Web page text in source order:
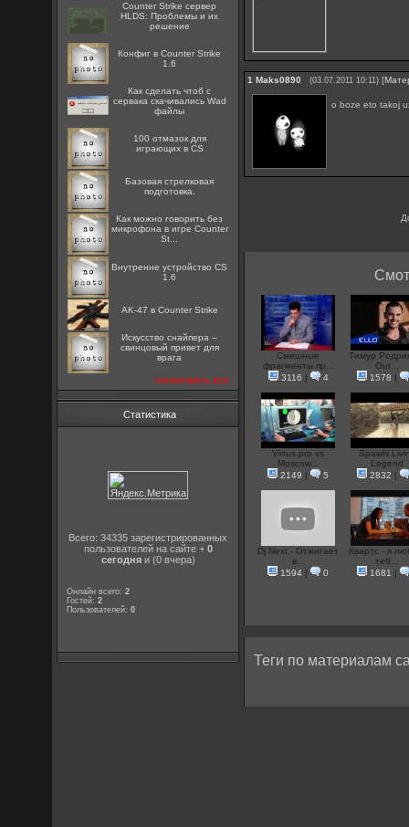
Counter Strike сервер
HLDS: Проблемы и их
решение
Конфиг в Counter Strike
1.6
Как сделать чтоб с
сервака скачивались Wad
файлы
100 отмазок для
играющих в CS
Базовая стрелковая
подготовка.
Как можно говорить без
микрофона в игре Counter
St...
Внутренне устройство CS
1.6
AK-47 в Counter Strike
Искусство снайпера –
свинцовый привет для
врага
посмотреть все
Статистика
Всего: 34335 зарегистрированных
пользователей на сайте + 0
сегодняи (0 вчера)
Онлайн всего:2
Гостей:2
Пользователей:0
1 Maks0890 (03.07.2011 10:11) [
o boze eto takoj
Смешные
фрагменты пр...
3116 | 4
Тимур
Out...
1578 |
Virtus.pro vs
Moscow...
2149 | 5
SpawN
Legend
2832 |
Dj Next - Отжигает
в...
1594 | 0
Квартс - я
теб...
1681 |
Теги по материалам